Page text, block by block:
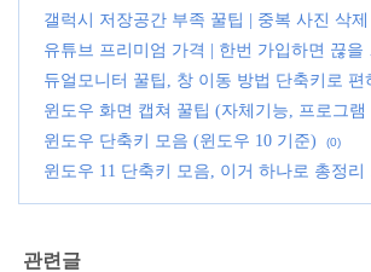
계정 가입, 팔로우, 장단점)
(0)
갤럭시 저장공간 부족 꿀팁 | 중복 사진 삭제
법
(0)
유튜브 프리미엄 가격 | 한번 가입하면 끊을
없는 이유 3가지
(0)
듀얼모니터 꿀팁, 창 이동 방법 단축키로 편
(0)
윈도우 화면 캡쳐 꿀팁 (자체기능, 프로그램
치 없음, 초간단)
(0)
윈도우 단축키 모음 (윈도우 10 기준) (0)
윈도우 11 단축키 모음, 이거 하나로 총정리
관련글